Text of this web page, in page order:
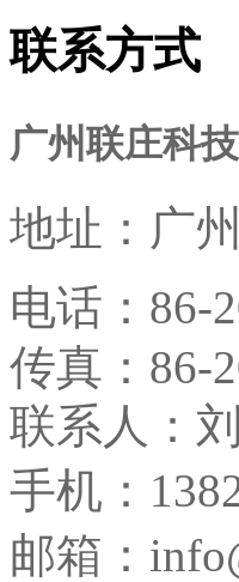
联系方式
广州联庄科
地址： 广
电话： 86-
传真： 86-
联系人：
手机：
邮箱：